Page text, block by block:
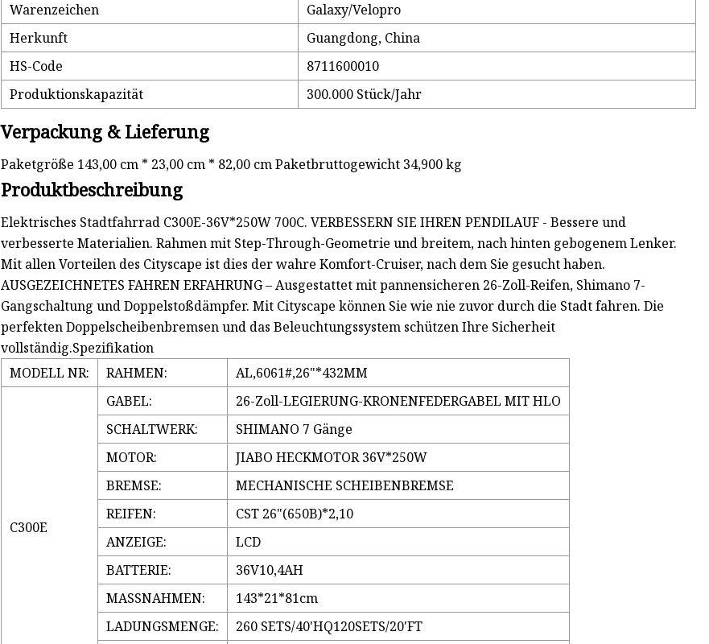
Warenzeichen
Galaxy/Velopro
Herkunft
Guangdong, China
HS-Code
8711600010
Produktionskapazität
300.000 Stück/Jahr
Verpackung & Lieferung
Paketgröße 143,00 cm * 23,00 cm * 82,00 cm Paketbruttogewicht 34,900 kg
Produktbeschreibung
Elektrisches Stadtfahrrad C300E-36V*250W 700C. VERBESSERN SIE IHREN PENDILAUF - Bessere und
verbesserte Materialien. Rahmen mit Step-Through-Geometrie und breitem, nach hinten gebogenem Lenker.
Mit allen Vorteilen des Cityscape ist dies der wahre Komfort-Cruiser, nach dem Sie gesucht haben.
AUSGEZEICHNETES FAHREN ERFAHRUNG – Ausgestattet mit pannensicheren 26-Zoll-Reifen, Shimano 7-
Gangschaltung und Doppelstoßdämpfer. Mit Cityscape können Sie wie nie zuvor durch die Stadt fahren. Die
perfekten Doppelscheibenbremsen und das Beleuchtungssystem schützen Ihre Sicherheit
vollständig.Spezifikation
MODELL NR:
RAHMEN: AL,6061#,26"*432MM
C300E
GABEL:
26-Zoll-LEGIERUNG-KRONENFEDERGABEL MIT HLO
SCHALTWERK:
SHIMANO 7 Gänge
MOTOR:
JIABO HECKMOTOR 36V*250W
BREMSE:
MECHANISCHE SCHEIBENBREMSE
REIFEN:
CST 26"(650B)*2,10
ANZEIGE:
LCD
BATTERIE:
36V10,4AH
MASSNAHMEN:
143*21*81cm
LADUNGSMENGE:
260 SETS/40'HQ120SETS/20'FT